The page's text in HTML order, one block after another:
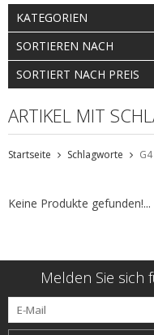
KATEGORIEN
SORTIEREN NACH
SORTIERT NACH PREIS
ARTIKEL MIT
Startseite Schlagworte G4
Keine Produkte gefunden!...
Melden Sie sich